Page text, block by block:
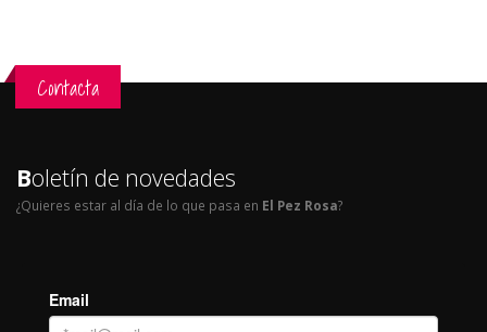
Contacta
Boletín de novedades
¿Quieres estar al día de lo que pasa en El Pez Rosa?